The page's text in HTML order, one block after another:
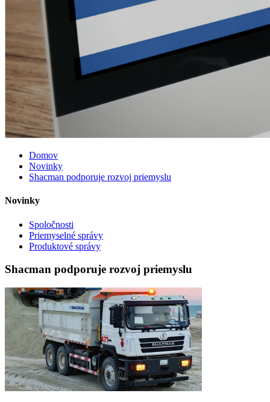
Domov
Novinky
Shacman podporuje rozvoj priemyslu
Novinky
Spoločnosti
Priemyselné správy
Produktové správy
Shacman podporuje rozvoj priemyslu